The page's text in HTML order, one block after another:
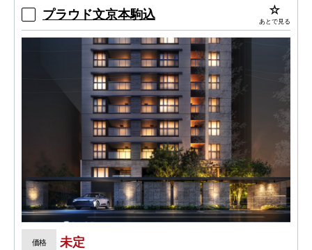
ン。プラウド文京本駒込 あとで見る
価格 未定